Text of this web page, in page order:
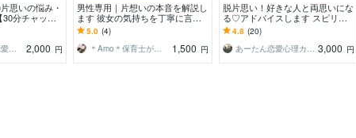
思いの悩み・
分チャッ
“好き”をそっ
saya【同性の恋愛相談室】
2,000 円
男性専用｜片想いの本音を解説し
ます 彼女の気持ちを丁寧に言語
化します
5.0 (4)
＊Amo＊保育士が優しく聞きます
1,500 円
脱片思い！好きな人と両思いにな
る♡アドバイスします スピリチ
ュアルの観点から両思いになって
きたコツをお伝えします
4.8 (20)
あーたん恋愛心理カウンセラーコーチング 3,000 円